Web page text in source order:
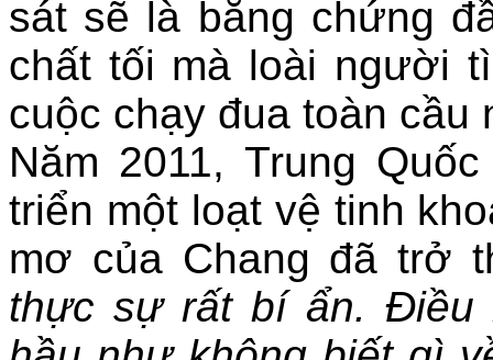
sát sẽ là bằng chứng
chất tối mà loài người
cuộc chạy đua toàn cầu
Năm 2011, Trung
triển một loạt vệ tinh
mơ của Chang đã trở
thực sự rất bí ẩn. Điều